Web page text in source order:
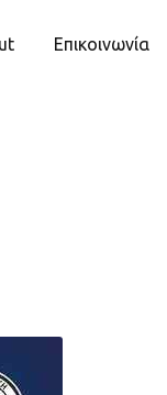
Επικοινωνία